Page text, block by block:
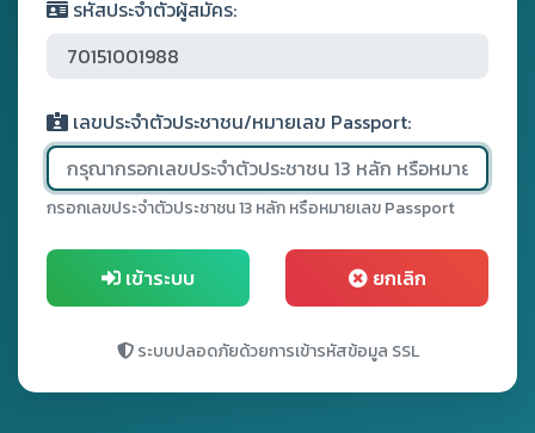
รหัสประจำตัวผู้สมัคร:
เลขประจำตัวประชาชน/หมายเลข Passport:
กรอกเลขประจำตัวประชาชน 13 หลัก หรือหมายเลข Passport
เข้าระบบ ยกเลิก
ระบบปลอดภัยด้วยการเข้ารหัสข้อมูล SSL